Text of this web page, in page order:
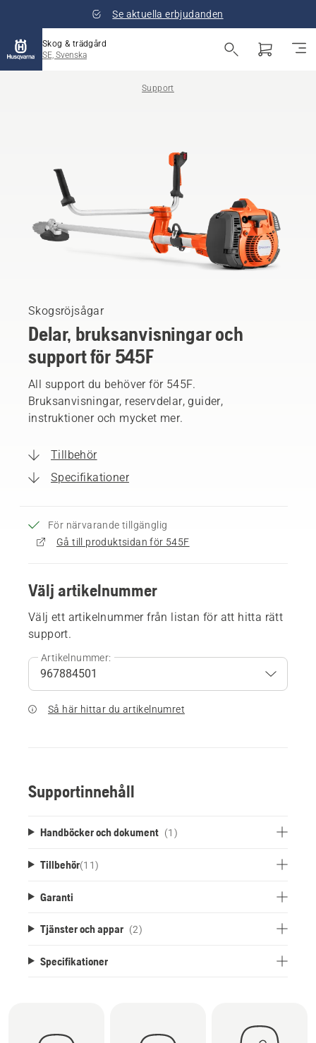
Se aktuella erbjudanden
Skog & trädgård
SE, Svenska
Support
Skogsröjsågar
Delar, bruksanvisningar och
support för 545F
All support du behöver för 545F.
Bruksanvisningar, reservdelar, guider,
instruktioner och mycket mer.
Tillbehör
Specifikationer
För närvarande tillgänglig
Gå till produktsidan för 545F
Välj artikelnummer
Välj ett artikelnummer från listan för att hitta rätt
support.
Artikelnummer:
Så här hittar du artikelnumret
Supportinnehåll
Handböcker och dokument (1)
Tillbehör(11)
Garanti
Tjänster och appar (2)
Specifikationer